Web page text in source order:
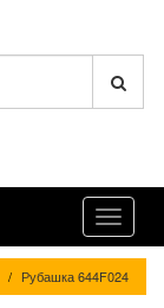
Рубашка 644F024